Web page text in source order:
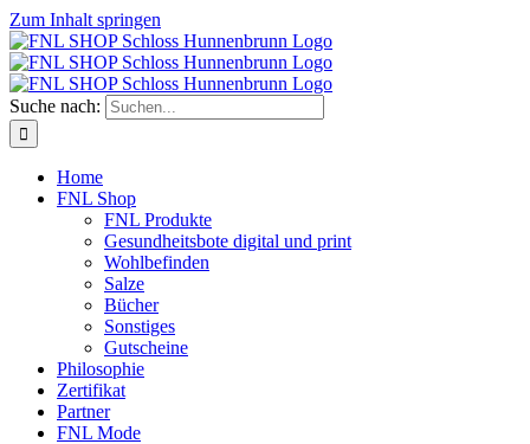
Zum Inhalt springen
Suche nach:
Home
FNL Shop
FNL Produkte
Gesundheitsbote digital und print
Wohlbefinden
Salze
Bücher
Sonstiges
Gutscheine
Philosophie
Zertifikat
Partner
FNL Mode